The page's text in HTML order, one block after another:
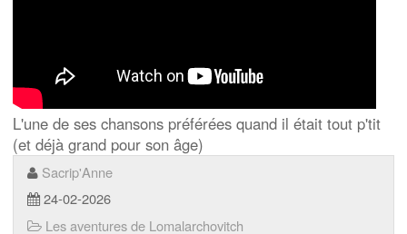
L'une de ses chansons préférées quand il était tout p'tit
(et déjà grand pour son âge)
Sacrip'Anne
24-02-2026
Les aventures de Lomalarchovitch